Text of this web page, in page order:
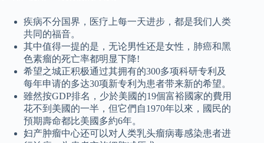
疾病不分国界，医疗上每一天进步，都是我们人类
共同的福音。
其中值得一提的是，无论男性还是女性，肺癌和黑
色素瘤的死亡率都明显下降!
希望之城正积极通过其拥有的300多项科研专利及
每年申请的多达30项新专利为患者带来新的希望。
雖然按GDP排名，少於美國的19個富裕國家的費用
花不到美國的一半，但它們自1970年以來，國民的
預期壽命都比美國多約6年。
妇产肿瘤中心还可以对人类乳头瘤病毒感染患者进